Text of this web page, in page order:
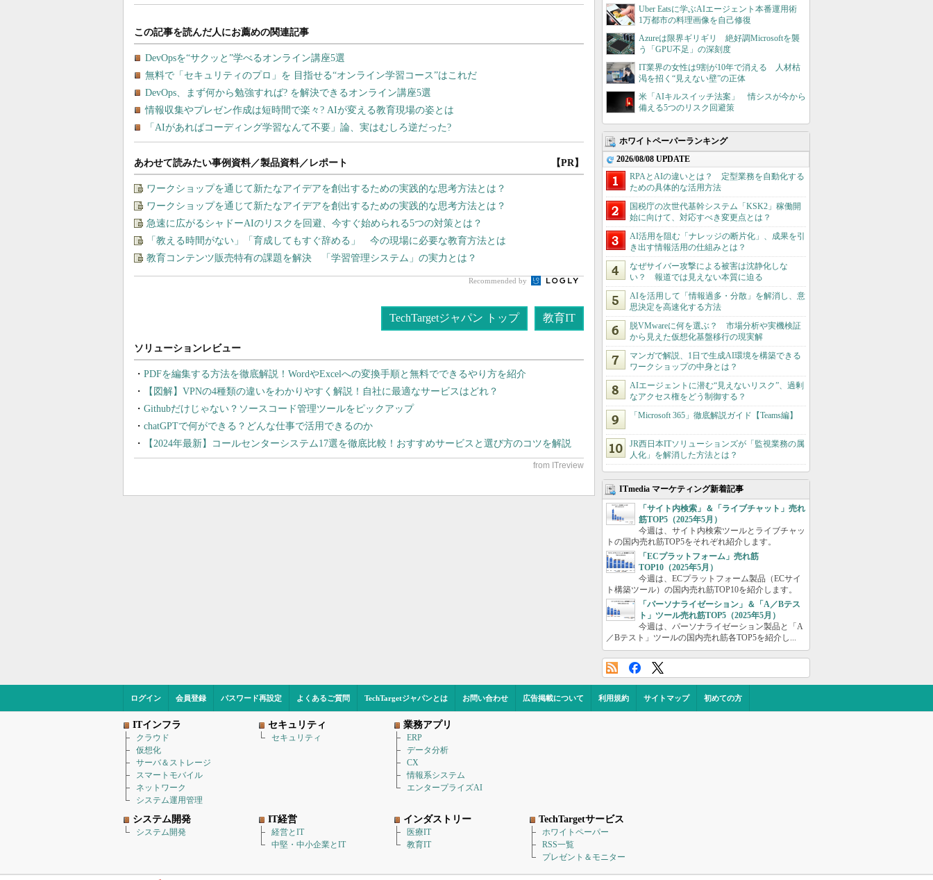
あわせて読みたい事例資料／製品資料／レポート 【PR】
ワークショップを通じて新たなアイデアを創出するための実践的な思考方法とは？
ワークショップを通じて新たなアイデアを創出するための実践的な思考方法とは？
急速に広がるシャドーAIのリスクを回避、今すぐ始められる5つの対策とは？
「教える時間がない」「育成してもすぐ辞める」 今の現場に必要な教育方法とは
教育コンテンツ販売特有の課題を解決 「学習管理システム」の実力とは？
Recommended by
TechTargetジャパン トップ 教育IT
PDFを編集する方法を徹底解説！WordやExcelへの変換手順と無料でできるやり方を紹介
【図解】VPNの4種類の違いをわかりやすく解説！自社に最適なサービスはどれ？
Githubだけじゃない？ソースコード管理ツールをピックアップ
chatGPTで何ができる？どんな仕事で活用できるのか
【2024年最新】コールセンターシステム17選を徹底比較！おすすめサービスと選び方のコツを解説
Uber Eatsに学ぶAIエージェント本番運用術
1万都市の料理画像を自己修復
Azureは限界ギリギリ 絶好調Microsoftを襲
う「GPU不足」の深刻度
IT業界の女性は9割が10年で消える 人材枯
渇を招く“見えない壁”の正体
米「AIキルスイッチ法案」 情シスが今から
備える5つのリスク回避策
ホワイトペーパーランキング
2026/08/08 UPDATE
RPAとAIの違いとは？ 定型業務を自動化する
ための具体的な活用方法
国税庁の次世代基幹システム「KSK2」稼働開
始に向けて、対応すべき変更点とは？
AI活用を阻む「ナレッジの断片化」、成果を引
き出す情報活用の仕組みとは？
なぜサイバー攻撃による被害は沈静化しな
い？ 報道では見えない本質に迫る
AIを活用して「情報過多・分散」を解消し、意
思決定を高速化する方法
脱VMwareに何を選ぶ？ 市場分析や実機検証
から見えた仮想化基盤移行の現実解
マンガで解説、1日で生成AI環境を構築できる
ワークショップの中身とは？
AIエージェントに潜む“見えないリスク”、過剰
なアクセス権をどう制御する？
「Microsoft 365」徹底解説ガイド【Teams編】
JR西日本ITソリューションズが「監視業務の属
人化」を解消した方法とは？
ITmedia マーケティング新着記事
「サイト内検索」＆「ライブチャット」売れ
筋TOP5（2025年5月）
今週は、サイト内検索ツールとライブチャッ
トの国内売れ筋TOP5をそれぞれ紹介します。
「ECプラットフォーム」売れ筋
TOP10（2025年5月）
今週は、ECプラットフォーム製品（ECサイ
ト構築ツール）の国内売れ筋TOP10を紹介します。
「パーソナライゼーション」＆「A／Bテス
ト」ツール売れ筋TOP5（2025年5月）
今週は、パーソナライゼーション製品と「A
／Bテスト」ツールの国内売れ筋各TOP5を紹介し...
ログイン 会員登録 パスワード再設定 よくあるご質問 TechTargetジャパンとは お問い合わせ 広告掲載について 利用規約 サイトマップ 初めての方
ITインフラ
クラウド
仮想化
サーバ＆ストレージ
スマートモバイル
ネットワーク
システム運用管理
セキュリティ
セキュリティ
業務アプリ
ERP
データ分析
CX
情報系システム
エンタープライズAI
システム開発
システム開発
IT経営
経営とIT
中堅・中小企業とIT
インダストリー
医療IT
教育IT
TechTargetサービス
ホワイトペーパー
RSS一覧
プレゼント＆モニター